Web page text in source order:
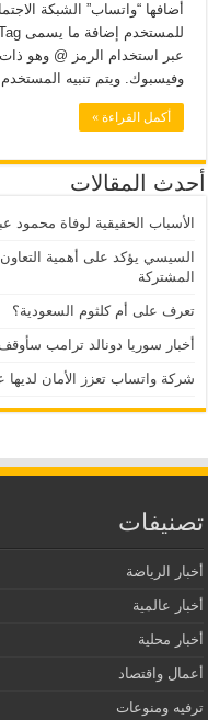
أضافها “واتساب” الشبكة
عبر استخدام الرمز @ وهو
وفيسبوك. ويتم تنبيه
أكمل القراءة »
أحدث المقالات
الأسباب الحقيقية لوفاة محمود
السيسي يؤكد على أهمية
المشتركة
تعرف على أم كلثوم السعودية؟
أخبار سوريا دونالد ترامب
شركة واتساب تعزز الأمان
تصنيفات
أخبار الرياضة
أخبار عالمية
أخبار محلية
أعمال واقتصاد
ترفيه ومنوعات